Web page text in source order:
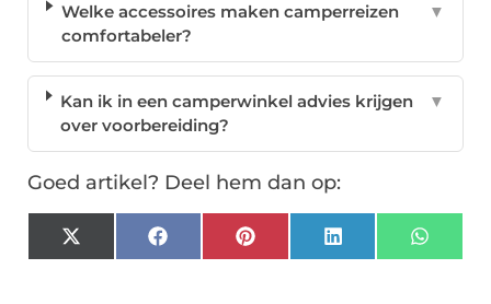
Welke accessoires maken camperreizen
comfortabeler?
▼
Kan ik in een camperwinkel advies krijgen
over voorbereiding?
▼
Goed artikel? Deel hem dan op:
X
(Twitter)
FacebookPinterest LinkedIn